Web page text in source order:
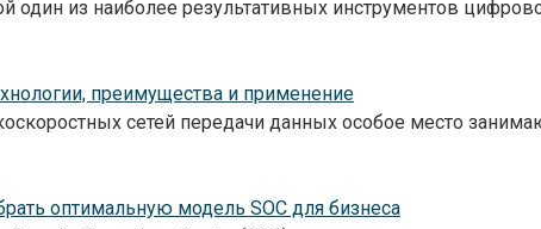
один из наиболее результативных инструментов
преимущества и применение
сетей передачи данных особое место
оптимальную модель SOC для бизнеса